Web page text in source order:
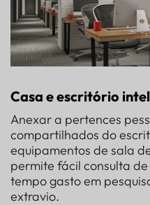
Casa e escritório
Anexar a pertences
compartilhados do
equipamentos de sala
permite fácil consulta
tempo gasto em
extravio.